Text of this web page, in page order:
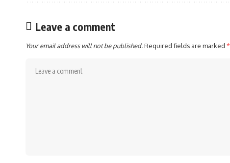
Leave a comment
Your email address will not be published.Required fields are marked *